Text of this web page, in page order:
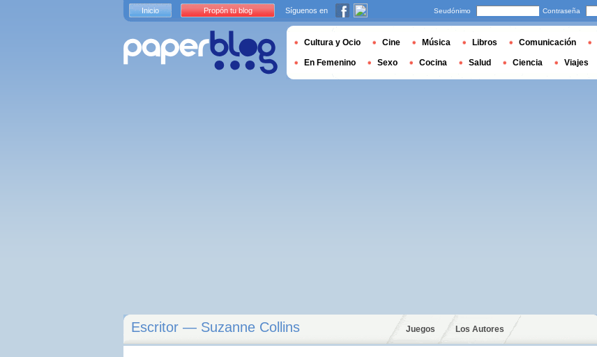
Escritor — Suzanne Collins Juegos Los Autores
Inicio Propón tu blog Síguenos en Seudónimo Contraseña
Cultura y Ocio Cine Música Libros Comunicación
En Femenino Sexo Cocina Salud Ciencia Viajes